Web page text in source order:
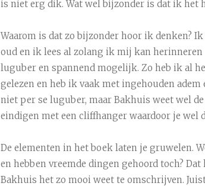
is niet erg dik. Wat wel bijzonder is dat ik het
Waarom is dat zo bijzonder hoor ik denken?
oud en ik lees al zolang ik mij kan
luguber en spannend mogelijk. Zo heb ik al
gelezen en heb ik vaak met ingehouden
niet per se luguber, maar Bakhuis weet wel
eindigen met een cliffhanger waardoor je wel
De elementen in het boek laten je gruwelen.
en hebben vreemde dingen gehoord toch?
Bakhuis het zo mooi weet te omschrijven.